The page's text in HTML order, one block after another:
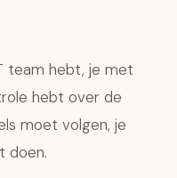
team hebt, je met
hebt over de
moet volgen, je
doen.